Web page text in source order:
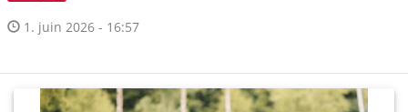
1. juin 2026 - 16:57